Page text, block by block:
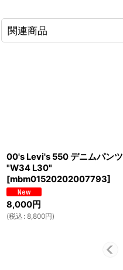
関連商品
00's Levi's 550 デニムパンツ
"W34 L30"
[mbm01520202007793]
8,000円
(税込 : 8,800円)